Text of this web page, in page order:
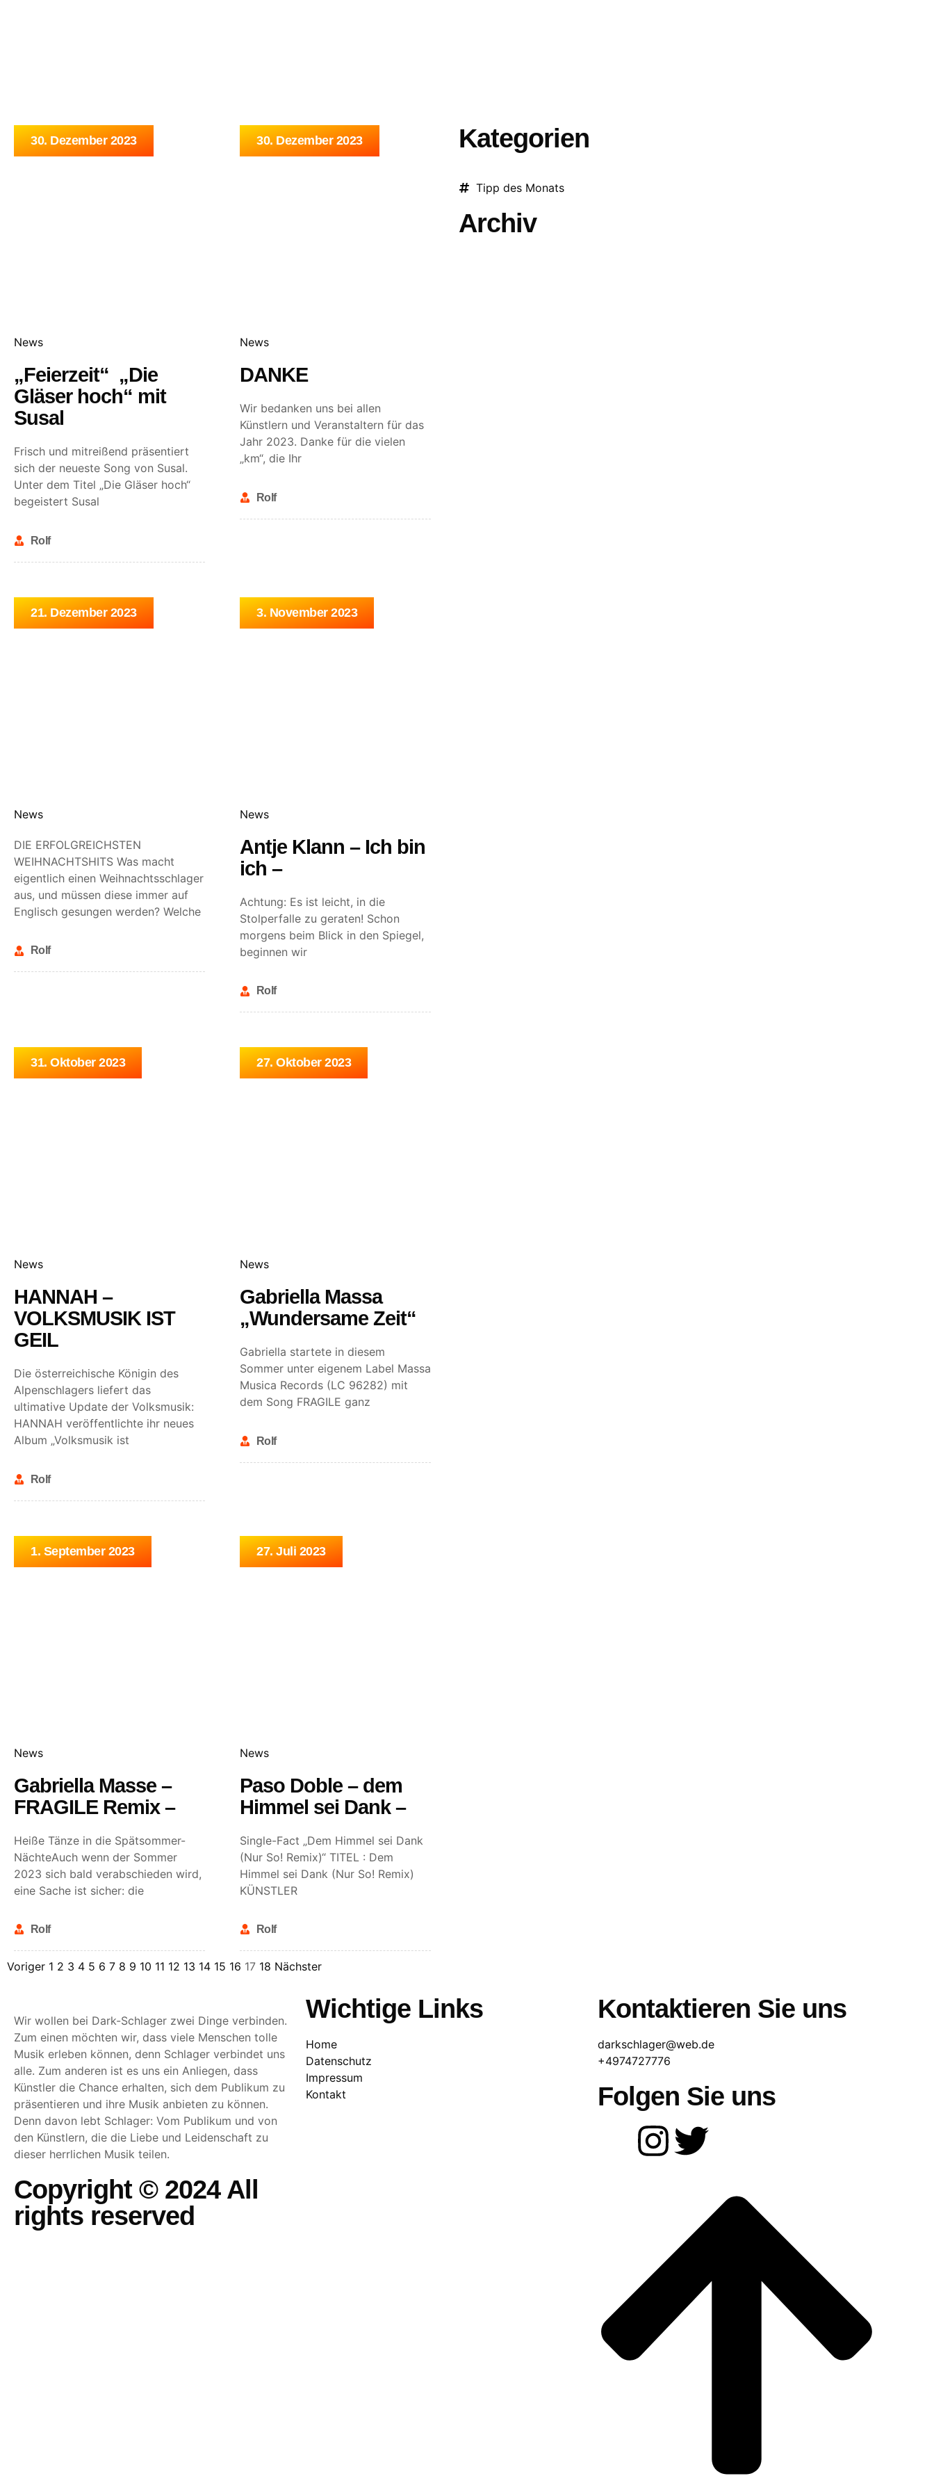
30. Dezember 2023
News
„Feierzeit“ „Die
Gläser hoch“ mit
Susal
Frisch und mitreißend präsentiert
sich der neueste Song von Susal.
Unter dem Titel „Die Gläser hoch“
begeistert Susal
Rolf
30. Dezember 2023
News
DANKE
Wir bedanken uns bei allen
Künstlern und Veranstaltern für das
Jahr 2023. Danke für die vielen
„km“, die Ihr
Rolf
21. Dezember 2023
News
DIE ERFOLGREICHSTEN
WEIHNACHTSHITS Was macht
eigentlich einen Weihnachtsschlager
aus, und müssen diese immer auf
Englisch gesungen werden? Welche
Rolf
3. November 2023
News
Antje Klann – Ich bin
ich –
Achtung: Es ist leicht, in die
Stolperfalle zu geraten! Schon
morgens beim Blick in den Spiegel,
beginnen wir
Rolf
31. Oktober 2023
News
HANNAH –
VOLKSMUSIK IST
GEIL
Die österreichische Königin des
Alpenschlagers liefert das
ultimative Update der Volksmusik:
HANNAH veröffentlichte ihr neues
Album „Volksmusik ist
Rolf
27. Oktober 2023
News
Gabriella Massa
„Wundersame Zeit“
Gabriella startete in diesem
Sommer unter eigenem Label Massa
Musica Records (LC 96282) mit
dem Song FRAGILE ganz
Rolf
1. September 2023
News
Gabriella Masse –
FRAGILE Remix –
Heiße Tänze in die Spätsommer-
NächteAuch wenn der Sommer
2023 sich bald verabschieden wird,
eine Sache ist sicher: die
Rolf
27. Juli 2023
News
Paso Doble – dem
Himmel sei Dank –
Single-Fact „Dem Himmel sei Dank
(Nur So! Remix)“ TITEL : Dem
Himmel sei Dank (Nur So! Remix)
KÜNSTLER
Rolf
Voriger 1 2 3 4 5 6 7 8 9 10 11 12 13 14 15 16 17 18 Nächster
Kategorien
Tipp des Monats
Archiv
Wir wollen bei Dark-Schlager zwei Dinge verbinden.
Zum einen möchten wir, dass viele Menschen tolle
Musik erleben können, denn Schlager verbindet uns
alle. Zum anderen ist es uns ein Anliegen, dass
Künstler die Chance erhalten, sich dem Publikum zu
präsentieren und ihre Musik anbieten zu können.
Denn davon lebt Schlager: Vom Publikum und von
den Künstlern, die die Liebe und Leidenschaft zu
dieser herrlichen Musik teilen.
Wichtige Links
Home
Datenschutz
Impressum
Kontakt
Kontaktieren Sie uns
darkschlager@web.de
+4974727776
Folgen Sie uns
Copyright © 2024 All
rights reserved